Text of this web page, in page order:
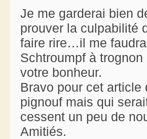
Je me garderai bien
prouver la culpabilité
faire rire…il me
Schtroumpf à
votre bonheur.
Bravo pour cet article
pignouf mais qui
cessent un peu de
Amitiés.